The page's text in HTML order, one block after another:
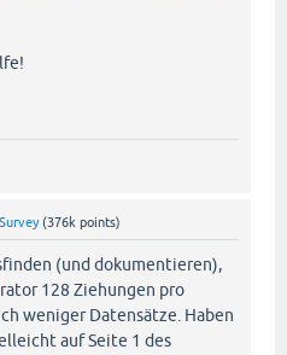
(376k points)
(und dokumentieren),
128 Ziehungen pro
weniger Datensätze. Haben
auf Seite 1 des